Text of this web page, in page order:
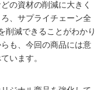
の資材の削減に大きく
、サプライチェーン全
削減できることがわかり
も、今回の商品には意
います。